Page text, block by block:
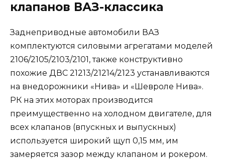
клапанов ВАЗ-классика
Заднеприводные автомобили ВАЗ
комплектуются силовыми агрегатами моделей
2106/2105/2103/2101, также конструктивно
похожие ДВС 21213/21214/2123 устанавливаются
на внедорожники «Нива» и «Шевроле Нива».
РК на этих моторах производится
преимущественно на холодном двигателе, для
всех клапанов (впускных и выпускных)
используется широкий щуп 0,15 мм, им
замеряется зазор между клапаном и рокером.